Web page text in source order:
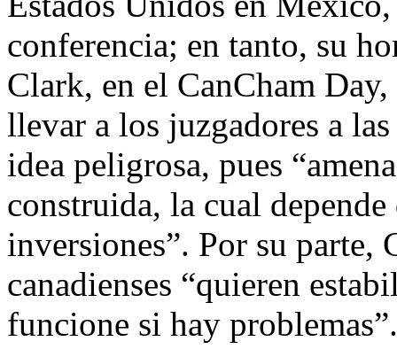
conferencia; en tanto, su
Clark, en el CanCham
llevar a los juzgadores a
idea peligrosa, pues
construida, la cual
inversiones”. Por su
canadienses “quieren
funcione si hay problemas”.